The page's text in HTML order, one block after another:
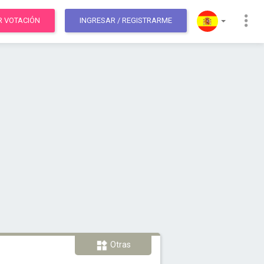
VOTACIÓN INGRESAR / REGISTRARME
Otras